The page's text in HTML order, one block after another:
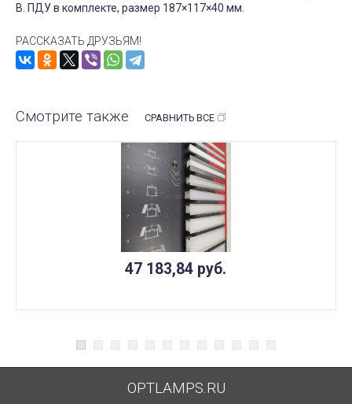
В. ПДУ в комплекте, размер 187×117×40 мм.
РАССКАЗАТЬ ДРУЗЬЯМ!
Смотрите также СРАВНИТЬ ВСЕ
47 183,84 руб.
OPTLAMPS.RU